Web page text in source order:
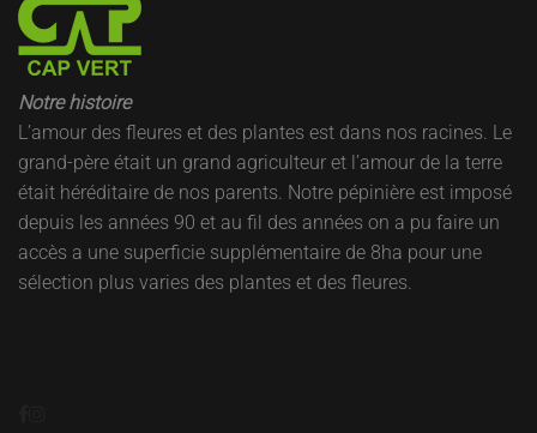
Notre histoire
L’amour des fleures et des plantes est dans nos racines. Le
grand-père était un grand agriculteur et l’amour de la terre
était héréditaire de nos parents. Notre pépinière est imposé
depuis les années 90 et au fil des années on a pu faire un
accès a une superficie supplémentaire de 8ha pour une
sélection plus varies des plantes et des fleures.